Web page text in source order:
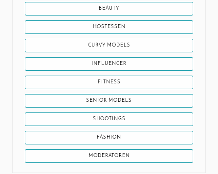
BEAUTY
HOSTESSEN
CURVY MODELS
INFLUENCER
FITNESS
SENIOR MODELS
SHOOTINGS
FASHION
MODERATOREN